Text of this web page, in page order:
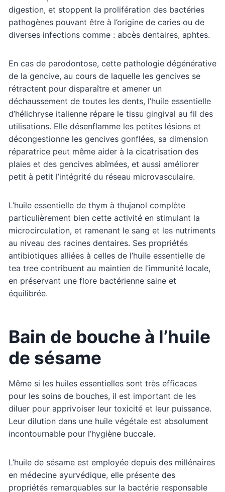
digestion, et stoppent la prolifération des bactéries
pathogènes pouvant être à l’origine de caries ou de
diverses infections comme : abcès dentaires, aphtes.
En cas de parodontose, cette pathologie dégénérative
de la gencive, au cours de laquelle les gencives se
rétractent pour disparaître et amener un
déchaussement de toutes les dents, l’huile essentielle
d’hélichryse italienne répare le tissu gingival au fil des
utilisations. Elle désenflamme les petites lésions et
décongestionne les gencives gonflées, sa dimension
réparatrice peut même aider à la cicatrisation des
plaies et des gencives abîmées, et aussi améliorer
petit à petit l’intégrité du réseau microvasculaire.
L’huile essentielle de thym à thujanol complète
particulièrement bien cette activité en stimulant la
microcirculation, et ramenant le sang et les nutriments
au niveau des racines dentaires. Ses propriétés
antibiotiques alliées à celles de l’huile essentielle de
tea tree contribuent au maintien de l’immunité locale,
en préservant une flore bactérienne saine et
équilibrée.
Bain de bouche à l’huile
de sésame
Même si les huiles essentielles sont très efficaces
pour les soins de bouches, il est important de les
diluer pour apprivoiser leur toxicité et leur puissance.
Leur dilution dans une huile végétale est absolument
incontournable pour l’hygiène buccale.
L’huile de sésame est employée depuis des millénaires
en médecine ayurvédique, elle présente des
propriétés remarquables sur la bactérie responsable